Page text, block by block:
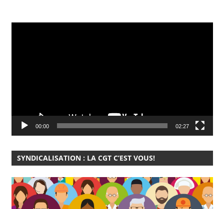
00:00 02:27
SYNDICALISATION : LA CGT C’EST VOUS!